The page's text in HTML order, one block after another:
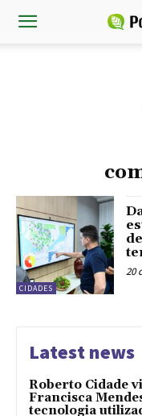
CIDADES
20
Latest news
Roberto Cidade
Francisca
tecnologia